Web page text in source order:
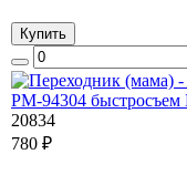
Купить
20834
780 ₽